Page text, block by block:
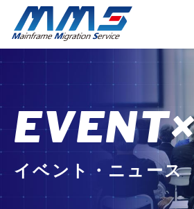
イベント・ニュース